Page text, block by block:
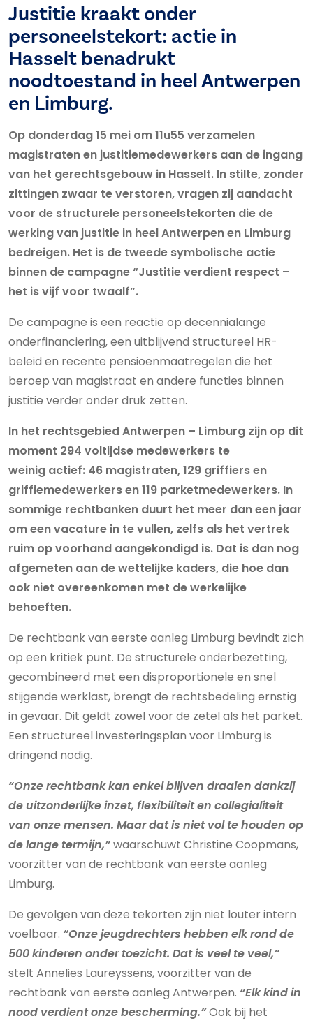
Justitie kraakt onder
personeelstekort: actie in
Hasselt benadrukt
noodtoestand in heel Antwerpen
en Limburg.
Op donderdag 15 mei om 11u55 verzamelen
magistraten en justitiemedewerkers aan de ingang
van het gerechtsgebouw in Hasselt. In stilte, zonder
zittingen zwaar te verstoren, vragen zij aandacht
voor de structurele personeelstekorten die de
werking van justitie in heel Antwerpen en Limburg
bedreigen. Het is de tweede symbolische actie
binnen de campagne “Justitie verdient respect –
het is vijf voor twaalf”.
De campagne is een reactie op decennialange
onderfinanciering, een uitblijvend structureel HR-
beleid en recente pensioenmaatregelen die het
beroep van magistraat en andere functies binnen
justitie verder onder druk zetten.
In het rechtsgebied Antwerpen – Limburg zijn op dit
moment 294 voltijdse medewerkers te
weinig actief: 46 magistraten, 129 griffiers en
griffiemedewerkers en 119 parketmedewerkers. In
sommige rechtbanken duurt het meer dan een jaar
om een vacature in te vullen, zelfs als het vertrek
ruim op voorhand aangekondigd is. Dat is dan nog
afgemeten aan de wettelijke kaders, die hoe dan
ook niet overeenkomen met de werkelijke
behoeften.
De rechtbank van eerste aanleg Limburg bevindt zich
op een kritiek punt. De structurele onderbezetting,
gecombineerd met een disproportionele en snel
stijgende werklast, brengt de rechtsbedeling ernstig
in gevaar. Dit geldt zowel voor de zetel als het parket.
Een structureel investeringsplan voor Limburg is
dringend nodig.
“Onze rechtbank kan enkel blijven draaien dankzij
de uitzonderlijke inzet, flexibiliteit en collegialiteit
van onze mensen. Maar dat is niet vol te houden op
de lange termijn,”waarschuwt Christine Coopmans,
voorzitter van de rechtbank van eerste aanleg
Limburg.
De gevolgen van deze tekorten zijn niet louter intern
voelbaar. “Onze jeugdrechters hebben elk rond de
500 kinderen onder toezicht. Dat is veel te veel,”
stelt Annelies Laureyssens, voorzitter van de
rechtbank van eerste aanleg Antwerpen. “Elk kind in
nood verdient onze bescherming.”Ook bij het